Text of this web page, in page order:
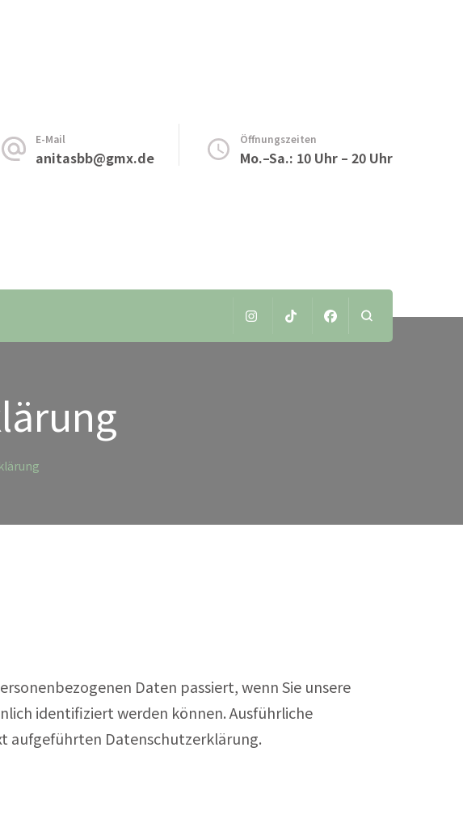
E-Mail
anitasbb@gmx.de
Öffnungszeiten
Mo.–Sa.: 10 Uhr – 20 Uhr
Daten passiert, wenn Sie unsere
identifiziert werden können. Ausführliche
aufgeführten Datenschutzerklärung.